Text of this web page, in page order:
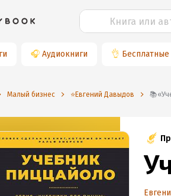
🎧 Аудиокниги 👌 Бесплатные
Малый бизнес ⭐️Евгений Давыдов